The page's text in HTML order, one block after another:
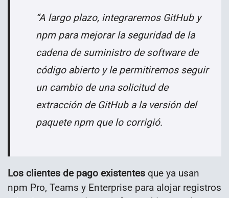
“A largo plazo, integraremos GitHub y
npm para mejorar la seguridad de la
cadena de suministro de software de
código abierto y le permitiremos seguir
un cambio de una solicitud de
extracción de GitHub a la versión del
paquete npm que lo corrigió.
Los clientes de pago existentes que ya usan
npm Pro, Teams y Enterprise para alojar registros